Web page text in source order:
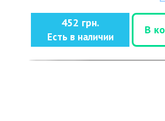
452 грн.
Есть в наличии
В